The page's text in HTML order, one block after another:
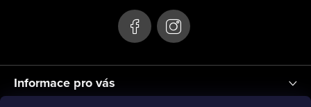
Informace pro vás